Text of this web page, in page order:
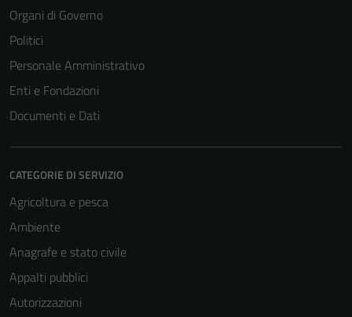
Organi di Governo
Politici
Personale Amministrativo
Enti e Fondazioni
Documenti e Dati
CATEGORIE DI SERVIZIO
Agricoltura e pesca
Ambiente
Anagrafe e stato civile
Appalti pubblici
Autorizzazioni